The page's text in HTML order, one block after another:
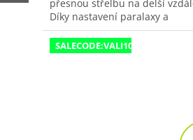
hvězdiček.
přesnou střelbu na delší
Díky nastavení paralaxy a
podsvětlenému kříži je
SALECODE:VALI10:10:%